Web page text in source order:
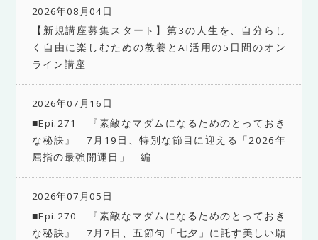
2026年08月04日
【新規講座募集スタート】第3の人生を、自分らし
く自由に楽しむための教養とAI活用の5日間のオン
ライン講座
2026年07月16日
■Epi.271 『素敵なマダムになるためのとっておき
な秘訣』 7月19日、特別な節目に迎える「2026年
屈指の最強開運日」 編
2026年07月05日
■Epi.270 『素敵なマダムになるためのとっておき
な秘訣』 7月7日、五節句「七夕」に託す美しい願